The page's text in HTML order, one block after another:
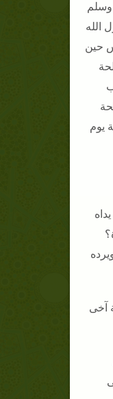
وسلم
الله
حين
يوم
آخى